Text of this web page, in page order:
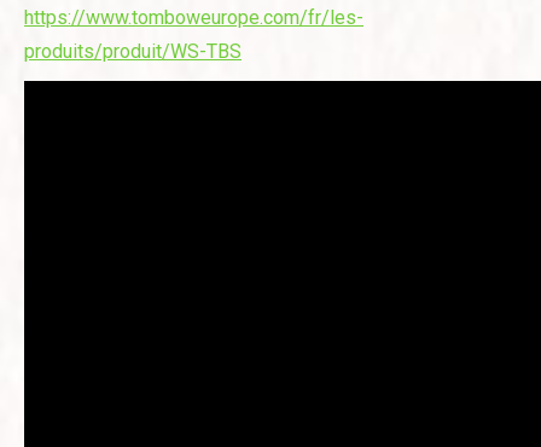
https://www.tomboweurope.com/fr/les-
produits/produit/WS-TBS